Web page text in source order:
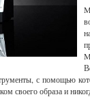
с помощью
своего образа и